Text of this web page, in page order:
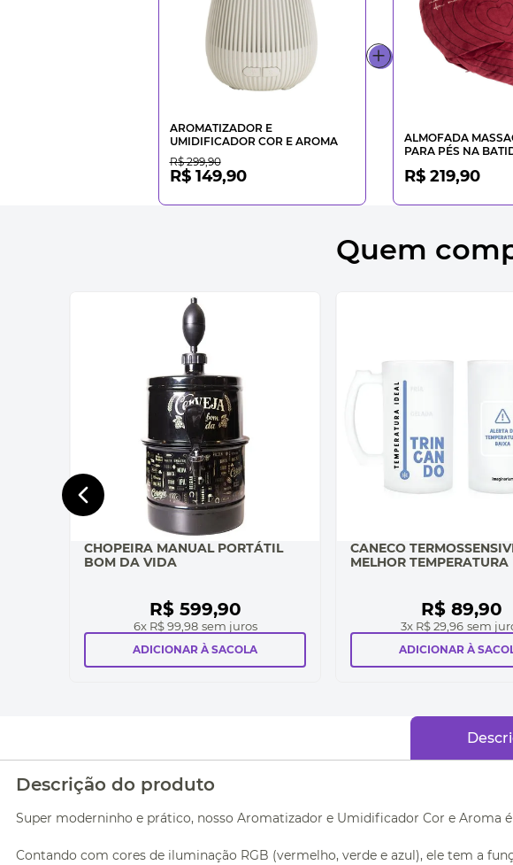
AROMATIZADOR E
UMIDIFICADOR COR E AROMA
R$ 299,90
R$ 149,90
ALMOFADA
PARA PÉS NA
R$ 219,90
Quem
CHOPEIRA MANUAL PORTÁTIL
BOM DA VIDA
R$ 599,90
6x R$ 99,98 sem juros
ADICIONAR À SACOLA
CANECO
MELHOR TEMPERATURA
R$ 89,90
3x R$ 29,96 sem
ADICIONAR À
Descrição do produto
Super moderninho e prático, nosso Aromatizador e Umidificador Cor e Aroma
Contando com cores de iluminação RGB (vermelho, verde e azul), ele tem a